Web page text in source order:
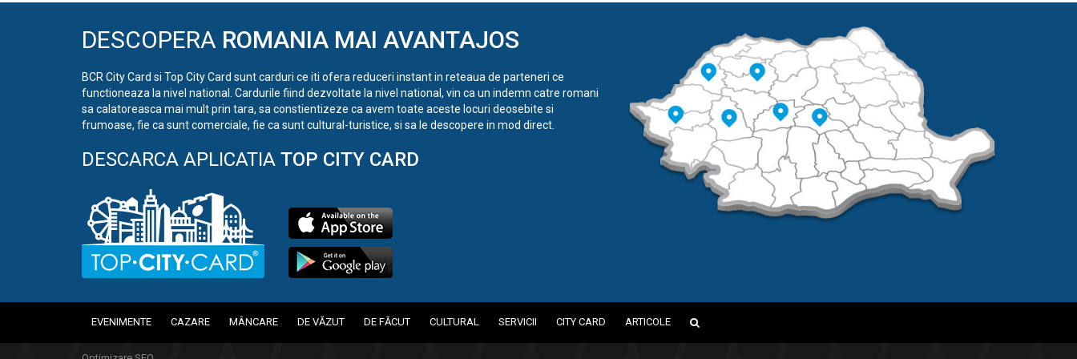
DESCOPERA ROMANIA MAI AVANTAJOS
BCR City Card si Top City Card sunt carduri ce iti ofera reduceri instant in reteaua de parteneri ce
functioneaza la nivel national. Cardurile fiind dezvoltate la nivel national, vin ca un indemn catre romani
sa calatoreasca mai mult prin tara, sa constientizeze ca avem toate aceste locuri deosebite si
frumoase, fie ca sunt comerciale, fie ca sunt cultural-turistice, si sa le descopere in mod direct.
DESCARCA APLICATIA TOP CITY CARD
EVENIMENTE CAZARE MÂNCARE DE VĂZUT DE FĂCUT CULTURAL SERVICII CITY CARD ARTICOLE